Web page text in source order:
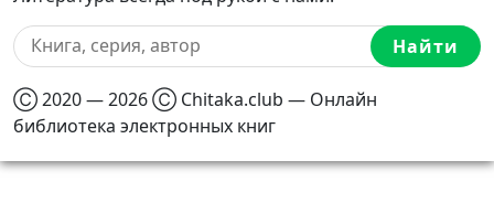
Найти
Ⓒ 2020 — 2026 Ⓒ Chitaka.club — Онлайн
библиотека электронных книг